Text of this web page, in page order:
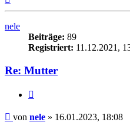
nele
Beiträge: 89
Registriert: 11.12.2021,
Re: Mutter
Beitrag
von nele » 16.01.2023, 18:08